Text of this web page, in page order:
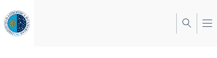
to
main
content